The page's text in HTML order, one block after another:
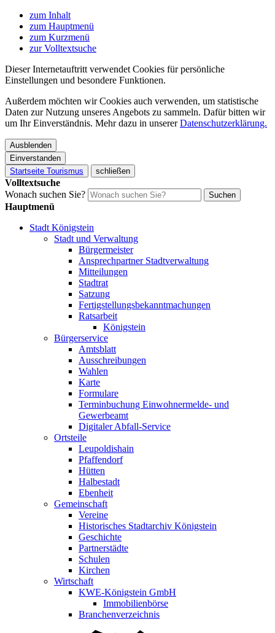
zum Inhalt
zum Hauptmenü
zum Kurzmenü
zur Volltextsuche
Dieser Internetauftritt verwendet Cookies für persönliche
Einstellungen und besondere Funktionen.
Außerdem möchten wir Cookies auch verwenden, um statistische
Daten zur Nutzung unseres Angebots zu sammeln. Dafür bitten wir
um Ihr Einverständnis. Mehr dazu in unsererDatenschutzerklärung.
Ausblenden
Einverstanden
Startseite Tourismus
schließen
Volltextsuche
Wonach suchen Sie?
Suchen
Hauptmenü
Stadt Königstein
Stadt und Verwaltung
Bürgermeister
Ansprechpartner Stadtverwaltung
Mitteilungen
Stadtrat
Satzung
Fertigstellungsbekanntmachungen
Ratsarbeit
Königstein
Bürgerservice
Amtsblatt
Ausschreibungen
Wahlen
Karte
Formulare
Terminbuchung Einwohnermelde- und
Gewerbeamt
Digitaler Abfall-Service
Ortsteile
Leupoldishain
Pfaffendorf
Hütten
Halbestadt
Ebenheit
Gemeinschaft
Vereine
Historisches Stadtarchiv Königstein
Geschichte
Partnerstädte
Schulen
Kirchen
Wirtschaft
KWE-Königstein GmbH
Immobilienbörse
Branchenverzeichnis